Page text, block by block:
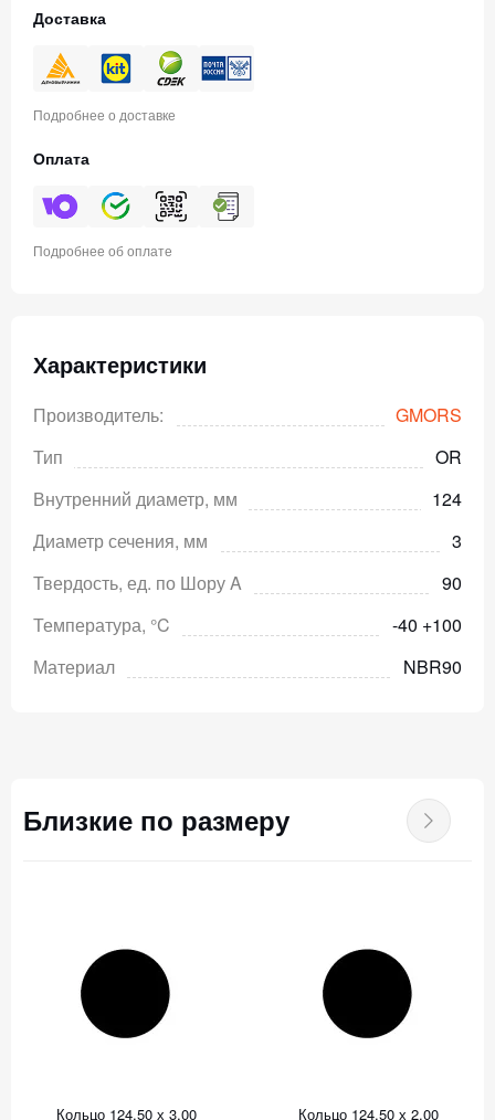
Доставка
Подробнее о доставке
Оплата
Подробнее об оплате
Характеристики
Производитель:
GMORS
Тип
OR
Внутренний диаметр, мм
124
Диаметр сечения, мм
3
Твердость, ед. по Шору A
90
Температура, °C
-40 +100
Материал
NBR90
Близкие по размеру
Кольцо 124,50 х 3,00 Кольцо 124,50 х 2,00